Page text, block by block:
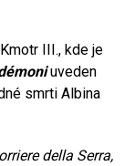
III., kde je
uveden
smrti Albina
della Serra,